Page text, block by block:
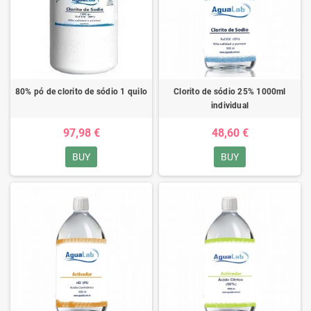
80% pó de clorito de sódio 1 quilo
97,98 €
BUY
Clorito de sódio 25% 1000ml
individual
48,60 €
BUY